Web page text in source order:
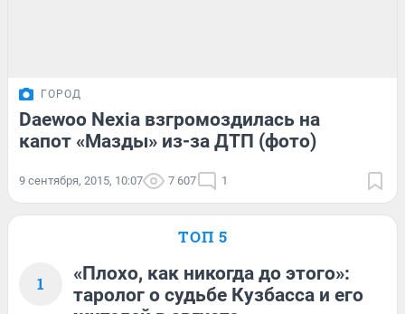
ГОРОД
Daewoo Nexia взгромоздилась на
капот «Мазды» из-за ДТП (фото)
9 сентября, 2015, 10:07 7 607 1
ТОП 5
1
«Плохо, как никогда до этого»:
таролог о судьбе Кузбасса и его